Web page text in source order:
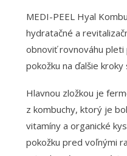
MEDI-PEEL Hyal
hydratačné a
obnoviť rovnováhu
pokožku na ďalšie
Hlavnou zložkou je
z kombuchy, ktorý je
vitamíny a organické
pokožku pred voľnými